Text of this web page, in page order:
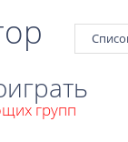
групп